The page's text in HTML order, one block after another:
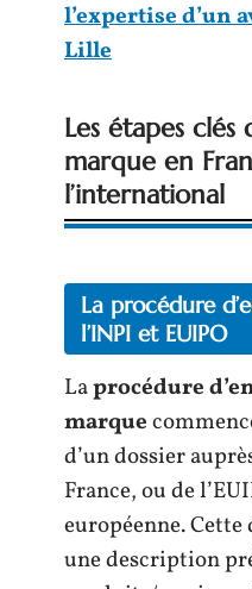
l’expertise d’un
Lille
Les étapes
marque en
l’international
La procédure
l’INPI et EUIPO
Laprocédure
marque
d’un dossier
France, ou de
européenne.
une description